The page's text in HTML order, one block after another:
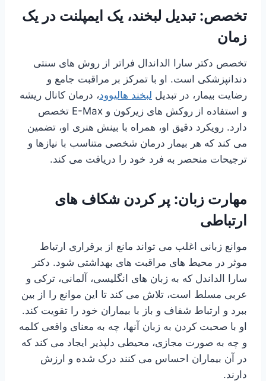
تخصص: تبدیل لبخند، یک ایمپلنت در یک
زمان
تخصص دکتر سارا الداندال فراتر از روش های سنتی
دندانپزشکی است. او با تمرکز بر مراقبت جامع و
رضایت بیمار، در تبدیل لبخند هالیوود، درمان کانال ریشه
و استفاده از روکش های زیرکون و E-Max تخصص
دارد. رویکرد دقیق او، همراه با بینش هنری او، تضمین
می کند که هر بیمار درمان شخصی متناسب با نیازها و
ترجیحات منحصر به فرد خود را دریافت می کند.
مهارت زبان: پر کردن شکاف های
ارتباطی
موانع زبانی اغلب می تواند مانع از برقراری ارتباط
موثر در محیط های مراقبت های بهداشتی شود. دکتر
سارا الداندل که به زبان های انگلیسی، آلمانی، ترکی و
عربی مسلط است، تلاش می کند تا این موانع را از بین
ببرد و ارتباط شفاف و باز با بیماران خود را تقویت کند.
او با صحبت کردن به زبان آنها، چه به معنای واقعی کلمه
و چه به صورت مجازی، محیطی دلپذیر ایجاد می کند که
در آن بیماران احساس می کنند درک شده و ارزش
دارند.